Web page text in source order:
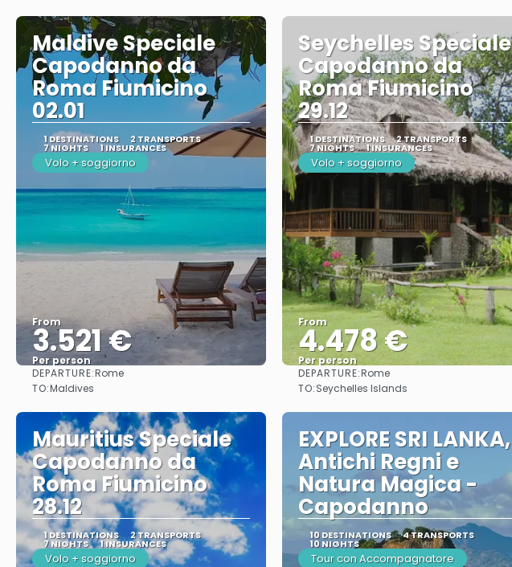
Maldive Speciale
Capodanno da
Roma Fiumicino
02.01
1 DESTINATIONS 2 TRANSPORTS
7 NIGHTS 1 INSURANCES
Volo + soggiorno
From
3.521 €
Per person
DEPARTURE:Rome
TO:Maldives
Seychelles Speciale
Capodanno da
Roma Fiumicino
29.12
1 DESTINATIONS 2 TRANSPORTS
7 NIGHTS 1 INSURANCES
Volo + soggiorno
From
4.478 €
Per person
See
DEPARTURE:Rome
TO:Seychelles Islands
Mauritius Speciale
Capodanno da
Roma Fiumicino
28.12
1 DESTINATIONS 2 TRANSPORTS
7 NIGHTS 1 INSURANCES
Volo + soggiorno
EXPLORE SRI LANKA,
Antichi Regni e
Natura Magica -
Capodanno
10 DESTINATIONS 4 TRANSPORTS
10 NIGHTS
Tour con Accompagnatore